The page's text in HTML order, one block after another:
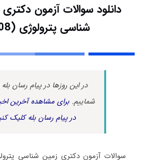
شناسی پترولوژی (2208)
در این روزها در پیام رسان بله
شماییم.برای مشاهده آخرین
در پیام رسان بله کلیک